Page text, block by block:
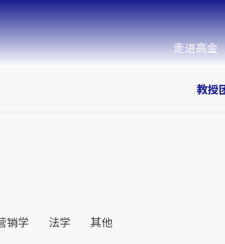
走进高金
教授
销学 法学 其他